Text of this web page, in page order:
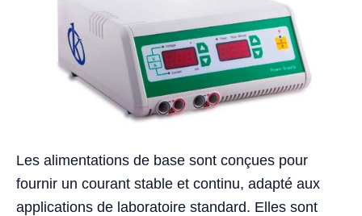
Les alimentations de base sont conçues pour
fournir un courant stable et continu, adapté aux
applications de laboratoire standard. Elles sont